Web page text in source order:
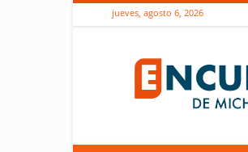
jueves, agosto 6, 2026